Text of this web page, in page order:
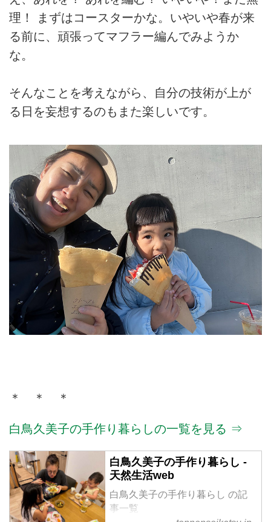
理！ まずはコースターかな。いやいや春が来
る前に、頑張ってマフラー編んでみようか
な。
そんなことを考えながら、自分の技術が上が
る日を妄想するのもまた楽しいです。
＊ ＊ ＊
白鳥久美子の手作り暮らしの一覧を見る ⇒
白鳥久美子の手作り暮らし -
天然生活web
白鳥久美子の手作り暮らし の記
事一覧